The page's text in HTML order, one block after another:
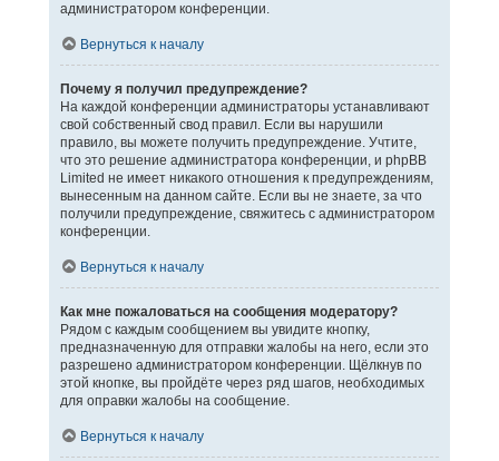
администратором конференции.
Вернуться к началу
Почему я получил предупреждение?
На каждой конференции администраторы устанавливают
свой собственный свод правил. Если вы нарушили
правило, вы можете получить предупреждение. Учтите,
что это решение администратора конференции, и phpBB
Limited не имеет никакого отношения к предупреждениям,
вынесенным на данном сайте. Если вы не знаете, за что
получили предупреждение, свяжитесь с администратором
конференции.
Вернуться к началу
Как мне пожаловаться на сообщения модератору?
Рядом с каждым сообщением вы увидите кнопку,
предназначенную для отправки жалобы на него, если это
разрешено администратором конференции. Щёлкнув по
этой кнопке, вы пройдёте через ряд шагов, необходимых
для оправки жалобы на сообщение.
Вернуться к началу